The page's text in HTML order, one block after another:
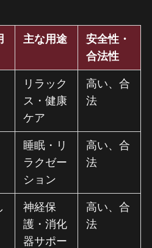
主な用途
安全性・
合法性
リラック
ス・健康
ケア
高い、合
法
睡眠・リ
ラクゼー
ション
高い、合
法
神経保
護・消化
器サポー
高い、合
法